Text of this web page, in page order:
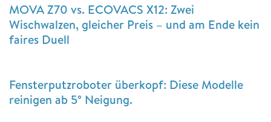
MOVA Z70 vs. ECOVACS X12: Zwei
Wischwalzen, gleicher Preis – und am Ende kein
faires Duell
Fensterputzroboter überkopf: Diese Modelle
reinigen ab 5° Neigung.